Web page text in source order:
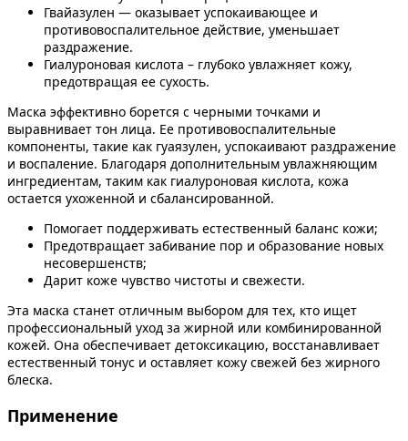
Гвайазулен — оказывает успокаивающее и
противовоспалительное действие, уменьшает
раздражение.
Гиалуроновая кислота – глубоко увлажняет кожу,
предотвращая ее сухость.
Маска эффективно борется с черными точками и
выравнивает тон лица. Ее противовоспалительные
компоненты, такие как гуаязулен, успокаивают раздражение
и воспаление. Благодаря дополнительным увлажняющим
ингредиентам, таким как гиалуроновая кислота, кожа
остается ухоженной и сбалансированной.
Помогает поддерживать естественный баланс кожи;
Предотвращает забивание пор и образование новых
несовершенств;
Дарит коже чувство чистоты и свежести.
Эта маска станет отличным выбором для тех, кто ищет
профессиональный уход за жирной или комбинированной
кожей. Она обеспечивает детоксикацию, восстанавливает
естественный тонус и оставляет кожу свежей без жирного
блеска.
Применение